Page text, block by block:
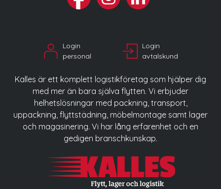
Login
personal
Login
avtalskund
Kalles är ett komplett logistikföretag som hjälper dig
med mer än bara själva flytten. Vi erbjuder
helhetslösningar med packning, transport,
uppackning, flyttstädning, möbelmontage samt lager
och magasinering. Vi har lång erfarenhet och en
gedigen branschkunskap.